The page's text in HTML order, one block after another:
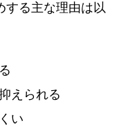
する主な理由は以
えられる
い